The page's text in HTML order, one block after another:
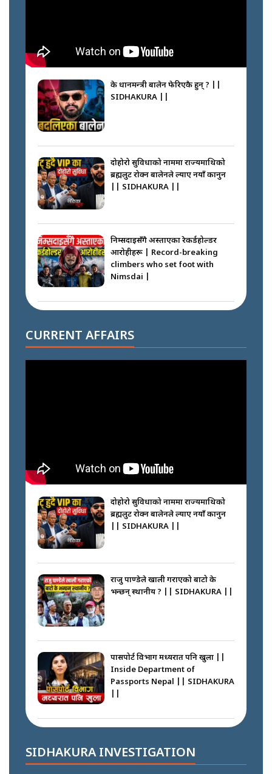
के प्रधानमन्त्री बालेन फेरिएकै हुन् ? ||
SIDHAKURA ||
दोहोरो सुविधाको नाममा राज्यमाथिको
ब्रह्मलुट रोक्न बालेनले ल्याए नयाँ कानुन
|| SIDHAKURA ||
निम्सदाइसँगै अस्ताएका रेकर्डहोल्डर
आरोहीहरू | Record-breaking
climbers who set foot with
Nimsdai |
अपराध श्रृङ्खला || SIDHAKURA ||
नेपालीलाई भरिया मात्र देख्ने दृष्टिकोण
बदलेका ‘निम्स दाई’ || SIDHAKURA
||
आगो निभाउने कि तेल थप्ने ? WHATS
HAPPENING IN MADHESH ? ||
भयो ? के के भयो ? || SUNSARI
CASE || SIDHAKURA || THE
REPORTER ||
प्रहरी ? Police repeatedly fail to
CURRENT AFFAIRS
दोहोरो सुविधाको नाममा राज्यमाथिको
ब्रह्मलुट रोक्न बालेनले ल्याए नयाँ कानुन
|| SIDHAKURA ||
राजु पाण्डेले खाली गराएको बाटो के
भन्छन् स्थानीय ? || SIDHAKURA ||
पासपोर्ट विभाग मध्यरात पनि खुला ||
Inside Department of
Passports Nepal || SIDHAKURA
the Gas Go? || SIDHAKURA ||
SIDHAKURA INVESTIGATION